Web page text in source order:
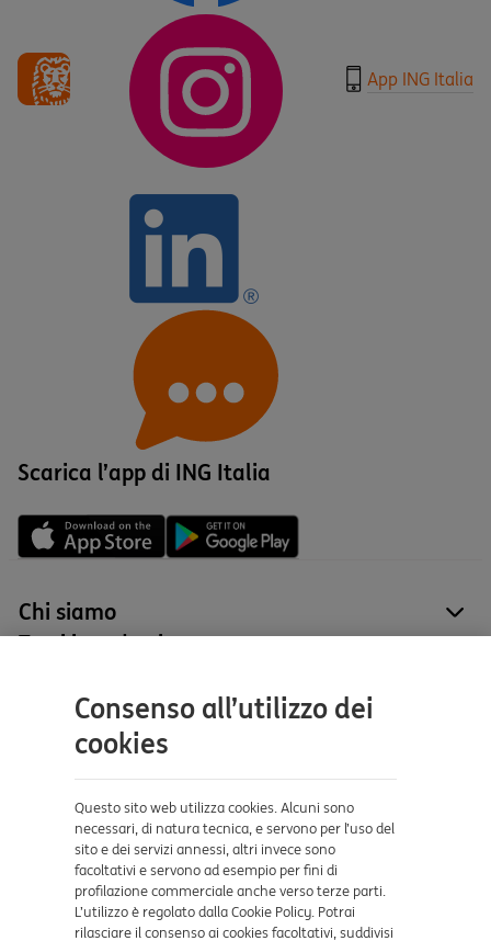
App ING Italia
Scarica l’app di ING Italia
Chi siamo
Tutti i prodotti
Aiuto e supporto
Dove ci trovi
Certificazioni
Consenso all’utilizzo dei
cookies
Questo sito web utilizza cookies. Alcuni sono
necessari, di natura tecnica, e servono per l’uso del
sito e dei servizi annessi, altri invece sono
facoltativi e servono ad esempio per fini di
profilazione commerciale anche verso terze parti.
L’utilizzo è regolato dalla Cookie Policy. Potrai
rilasciare il consenso ai cookies facoltativi, suddivisi